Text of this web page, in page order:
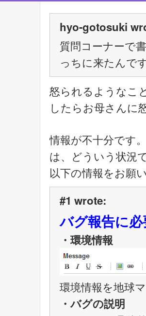
hyo-gotosuki
質問コーナーで
っちに来たんで
怒られるようなこ
したらお母さんに
情報が不十分です
は、どういう状況
以下の情報をお願
#1 wrote:
バグ報告に
・環境情報
環境情報を地球
・バグの説明